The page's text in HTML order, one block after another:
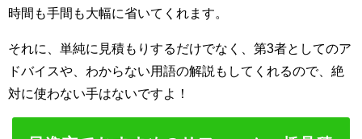
時間も手間も大幅に省いてくれます。
それに、単純に見積もりするだけでなく、第3者としてのア
ドバイスや、わからない用語の解説もしてくれるので、絶
対に使わない手はないですよ！